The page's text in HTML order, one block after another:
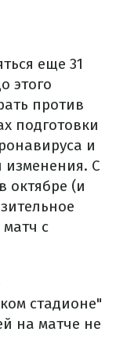
еще 31
этого
против
подготовки
и
изменения. С
октябре (и
с
стадионе"
на матче не